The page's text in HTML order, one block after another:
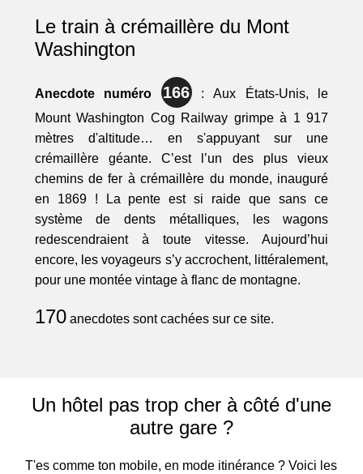
Le train à crémaillère du Mont
Washington
Anecdote numéro 166: Aux États-Unis, le
Mount Washington Cog Railway grimpe à 1 917
mètres d'altitude… en s'appuyant sur une
crémaillère géante. C’est l’un des plus vieux
chemins de fer à crémaillère du monde, inauguré
en 1869 ! La pente est si raide que sans ce
système de dents métalliques, les wagons
redescendraient à toute vitesse. Aujourd’hui
encore, les voyageurs s’y accrochent, littéralement,
pour une montée vintage à flanc de montagne.
170anecdotes sont cachées sur ce site.
Un hôtel pas trop cher à côté d'une
autre gare ?
T'es comme ton mobile, en mode itinérance ? Voici les